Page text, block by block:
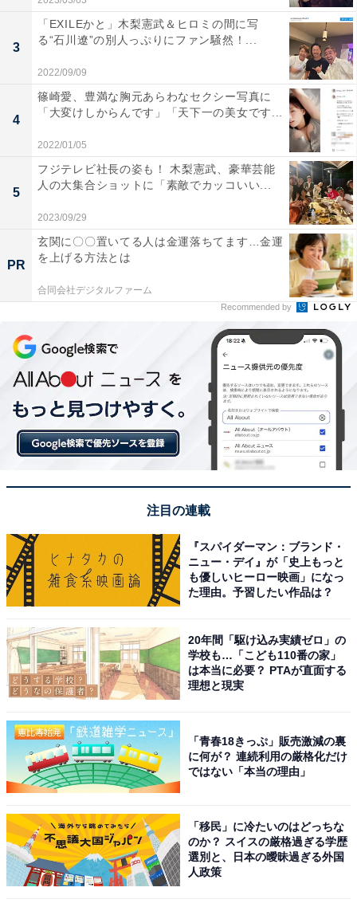
3
「EXILEかと」木梨憲武＆ヒロミの間に写
る“石川遼”の別人っぷりにファン騒然！...
2022/09/09
4
篠崎愛、豊満な胸元あらわなセクシー写真に
「大変けしからんです」「天下一の美女です...
2022/01/05
5
フジテレビ社長の姿も！ 木梨憲武、豪華芸能
人の大集合ショットに「素敵でカッコいい...
2023/09/29
PR
玄関に〇〇置いてる人は金運落ちてます…金運
を上げる方法とは
合同会社デジタルファーム
Recommended by
注目の連載
『スパイダーマン：ブランド・
ニュー・デイ』が「史上もっと
も優しいヒーロー映画」になっ
た理由。予習したい作品は？
20年間「駆け込み実績ゼロ」の
学校も…「こども110番の家」
は本当に必要？ PTAが直面する
理想と現実
「青春18きっぷ」販売激減の裏
に何が？ 連続利用の厳格化だけ
ではない「本当の理由」
「移民」に冷たいのはどっちな
のか？ スイスの厳格過ぎる学歴
選別と、日本の曖昧過ぎる外国
人政策